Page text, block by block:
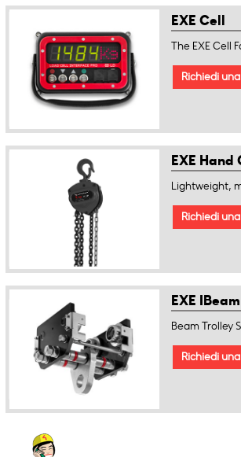
EXE Cell
The EXE Cell
Richiedi
EXE
Lightweight,
Richiedi
EXE IBeam
Beam Trolley
Richiedi